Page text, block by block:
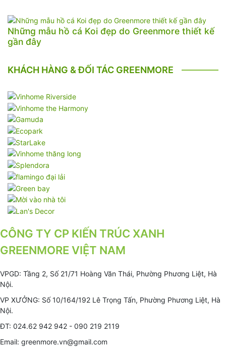
Những mẫu hồ cá Koi đẹp do Greenmore thiết kế
gần đây
KHÁCH HÀNG & ĐỐI TÁC GREENMORE
CÔNG TY CP KIẾN TRÚC XANH
GREENMORE VIỆT NAM
VPGD: Tầng 2, Số 21/71 Hoàng Văn Thái, Phường Phương Liệt, Hà
Nội.
VP XƯỞNG: Số 10/164/192 Lê Trọng Tấn, Phường Phương Liệt, Hà
Nội.
ĐT: 024.62 942 942 - 090 219 2119
Email: greenmore.vn@gmail.com